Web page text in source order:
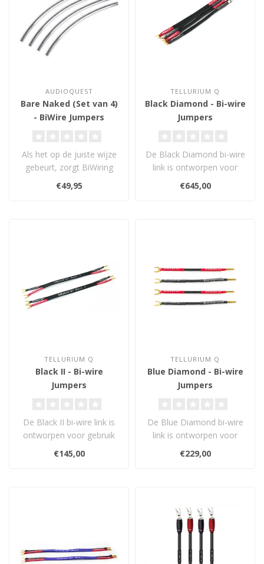
AUDIOQUEST
Bare Naked (Set van 4)
- BiWire Jumpers
Als het op de juiste wijze
gebeurt, zorgt BiWiring
voor beter geluid voor
minder..
€49,95
TELLURIUM Q
Black Diamond - Bi-wire
Jumpers
De Black Diamond bi-wire
link is ontworpen voor
gebruik met Tellurium Q
Black Di..
€645,00
TELLURIUM Q
Black II - Bi-wire
Jumpers
De Black II bi-wire link is
ontworpen voor gebruik
met Tellurium Q Black II
ter ..
€145,00
TELLURIUM Q
Blue Diamond - Bi-wire
Jumpers
De Blue Diamond bi-wire
link is ontworpen voor
gebruik met Tellurium Q
Blue Diam..
€229,00